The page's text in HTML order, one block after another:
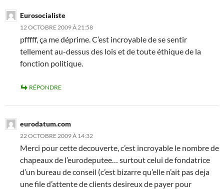
Eurosocialiste
12 OCTOBRE 2009 À 21:58
pfffff, ça me déprime. C’est incroyable de se sentir
tellement au-dessus des lois et de toute éthique de la
fonction politique.
RÉPONDRE
eurodatum.com
22 OCTOBRE 2009 À 14:32
Merci pour cette decouverte, c’est incroyable le nombre de
chapeaux de l’eurodeputee… surtout celui de fondatrice
d’un bureau de conseil (c’est bizarre qu’elle n’ait pas deja
une file d’attente de clients desireux de payer pour